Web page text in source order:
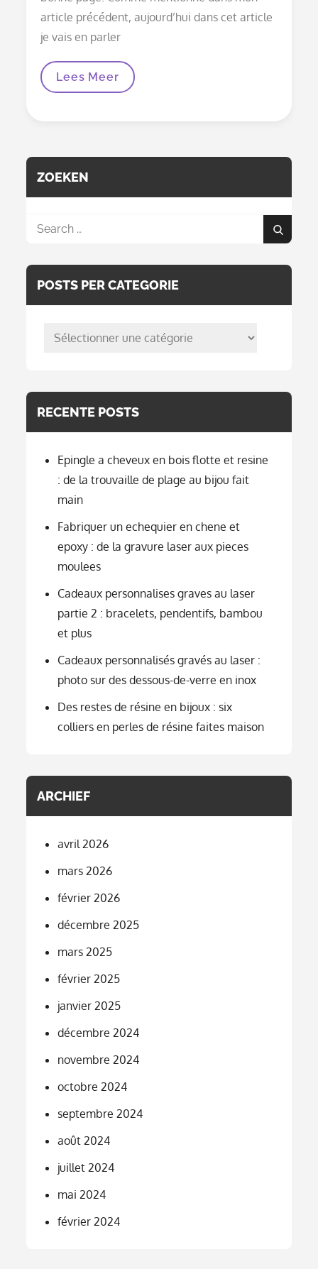
article précédent, aujourd’hui dans cet article
je vais en parler
Mon
De
Berceau
Lees Meer
ZOEKEN
Search
Search
POSTS PER CATEGORIE
posts
RECENTE POSTS
Epingle a cheveux en bois flotte et resine
: de la trouvaille de plage au bijou fait
main
Fabriquer un echequier en chene et
epoxy : de la gravure laser aux pieces
moulees
Cadeaux personnalises graves au laser
partie 2 : bracelets, pendentifs, bambou
et plus
Cadeaux personnalisés gravés au laser :
photo sur des dessous-de-verre en inox
Des restes de résine en bijoux : six
colliers en perles de résine faites maison
ARCHIEF
avril 2026
mars 2026
février 2026
décembre 2025
mars 2025
février 2025
janvier 2025
décembre 2024
novembre 2024
octobre 2024
septembre 2024
août 2024
juillet 2024
mai 2024
février 2024